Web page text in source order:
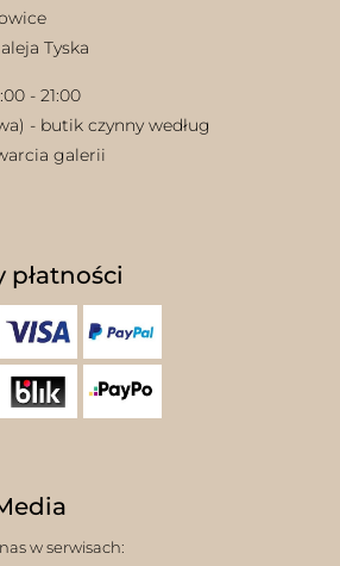
Tyska
- 21:00
- butik czynny według
otwarcia galerii
płatności
w serwisach: